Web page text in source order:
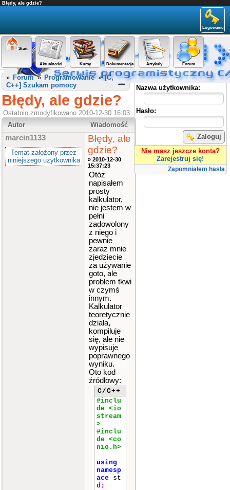
Błędy, ale gdzie?
Logowanie
Start
Aktualności Kursy Dokumentacja Artykuły Forum
Panel użytkownika
Nazwa użytkownika:
Hasło:
Zaloguj
Nie masz jeszcze konta?
Zarejestruj się!
Zapomniałem hasła
» Forum» Programowanie»[C,
C++] Szukam pomocy
Błędy, ale gdzie?
Ostatnio zmodyfikowano 2010-12-30 16:03
Autor
Wiadomość
marcin1133
Temat założony przez
niniejszego użytkownika
Błędy, ale
gdzie?
» 2010-12-30
15:37:23
Otóż
napisałem
prosty
kalkulator,
nie jestem w
pełni
zadowolony
z niego i
pewnie
zaraz mnie
zjedziecie
za używanie
goto, ale
problem tkwi
w czymś
innym.
Kalkulator
teoretycznie
działa,
kompiluje
się, ale nie
wypisuje
poprawnego
wyniku.
Oto kod
źródłowy:
C/C++
#inclu
de <io
stream
>
#inclu
de <co
nio.h>
using
namesp
ace st
d ;